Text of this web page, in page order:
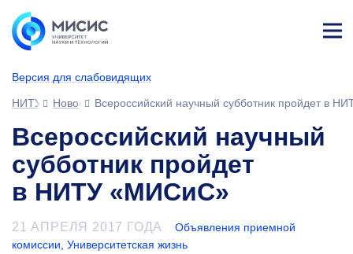
Версия для слабовидящих
ине
НИТУ МИСИС
НовостиВсероссийский научный субботник пройдет в
Всероссийский научный
субботник пройдет
в НИТУ «МИСиС»
21 АПРЕЛЯ 2017 ГОДА
Объявления приемной
комиссии Университетская жизнь